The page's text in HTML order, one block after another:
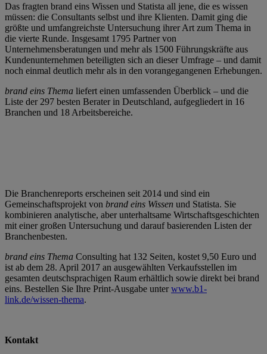
Das fragten brand eins Wissen und Statista all jene, die es wissen
müssen: die Consultants selbst und ihre Klienten. Damit ging die
größte und umfangreichste Untersuchung ihrer Art zum Thema in
die vierte Runde. Insgesamt 1795 Partner von
Unternehmensberatungen und mehr als 1500 Führungskräfte aus
Kundenunternehmen beteiligten sich an dieser Umfrage – und damit
noch einmal deutlich mehr als in den vorangegangenen Erhebungen.
brand eins Thema liefert einen umfassenden Überblick – und die
Liste der 297 besten Berater in Deutschland, aufgegliedert in 16
Branchen und 18 Arbeitsbereiche.
Die Branchenreports erscheinen seit 2014 und sind ein
Gemeinschaftsprojekt von brand eins Wissen und Statista. Sie
kombinieren analytische, aber unterhaltsame Wirtschaftsgeschichten
mit einer großen Untersuchung und darauf basierenden Listen der
Branchenbesten.
brand eins Thema Consulting hat 132 Seiten, kostet 9,50 Euro und
ist ab dem 28. April 2017 an ausgewählten Verkaufsstellen im
gesamten deutschsprachigen Raum erhältlich sowie direkt bei brand
eins. Bestellen Sie Ihre Print-Ausgabe unterwww.b1-
link.de/wissen-thema.
Kontakt